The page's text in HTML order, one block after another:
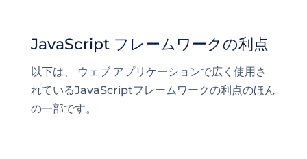
JavaScript フレームワークの利点
以下は、 ウェブ アプリケーションで広く使用さ
れているJavaScriptフレームワークの利点のほん
の一部です。